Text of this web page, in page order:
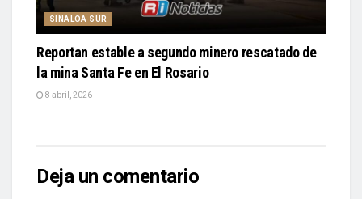
SINALOA SUR
Reportan estable a segundo minero rescatado de
la mina Santa Fe en El Rosario
8 abril, 2026
Deja un comentario